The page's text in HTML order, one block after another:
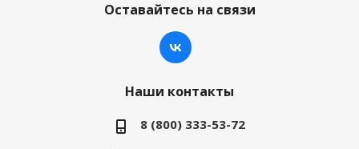
Оставайтесь на связи
Наши контакты
8 (800) 333-53-72